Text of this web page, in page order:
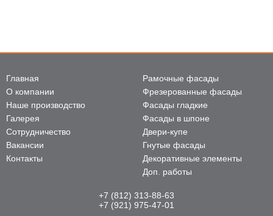
Главная
О компании
Наше производство
Галерея
Сотрудничество
Вакансии
Контакты
Рамочные фасады
Фрезерованные фасады
Фасады гладкие
Фасады в шпоне
Двери-купе
Гнутые фасады
Декоративные элементы
Доп. работы
+7 (812) 313-88-63
+7 (921) 975-47-01